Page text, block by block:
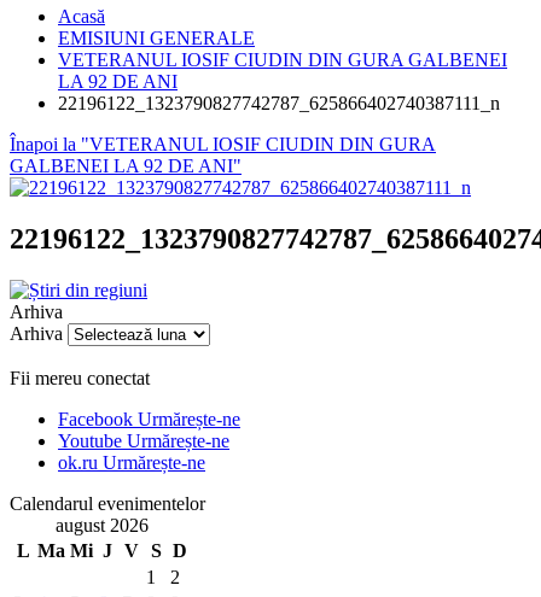
Acasă
EMISIUNI GENERALE
VETERANUL IOSIF CIUDIN DIN GURA GALBENEI
LA 92 DE ANI
22196122_1323790827742787_625866402740387111_n
Înapoi la "VETERANUL IOSIF CIUDIN DIN GURA
GALBENEI LA 92 DE ANI"
Arhiva
Arhiva
Fii mereu conectat
Facebook Urmărește-ne
Youtube Urmărește-ne
ok.ru Urmărește-ne
Calendarul evenimentelor
august 2026
L Ma Mi J V S D
1
2